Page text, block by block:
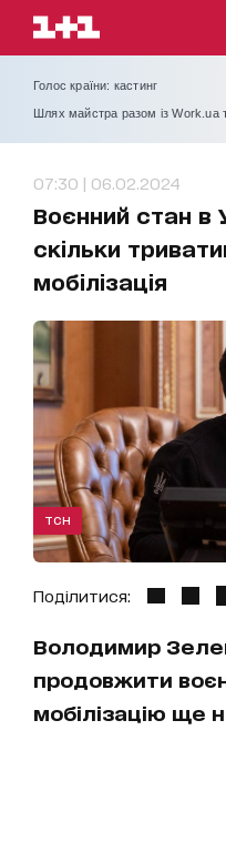
Голос країни: кастинг
Шлях майстра разом із Work.ua
07:30 | 06.02.2024
Воєнний стан в
скільки
мобілізація
ТСН
Поділитися:
Володимир
продовжити
мобілізацію ще